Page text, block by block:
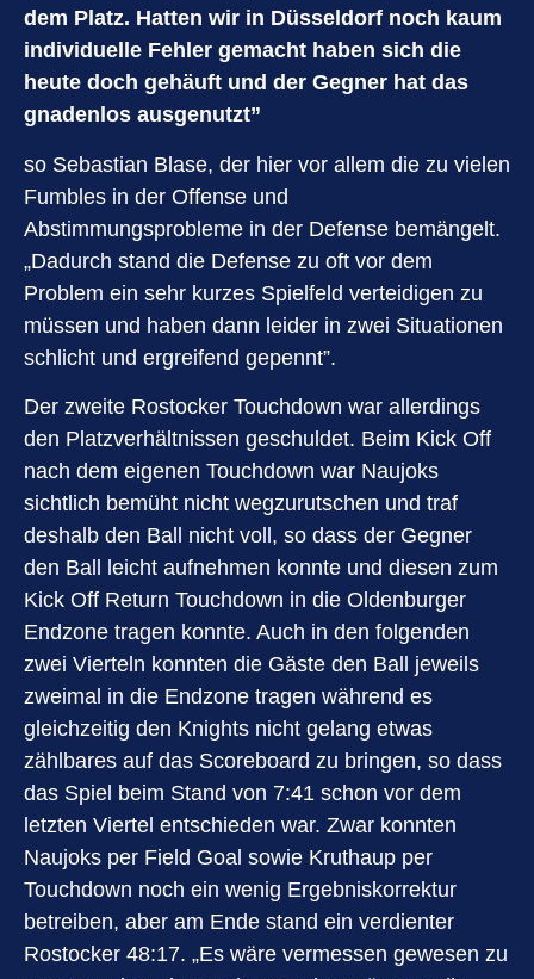
dem Platz. Hatten wir in Düsseldorf noch kaum
individuelle Fehler gemacht haben sich die
heute doch gehäuft und der Gegner hat das
gnadenlos ausgenutzt”
so Sebastian Blase, der hier vor allem die zu vielen
Fumbles in der Offense und
Abstimmungsprobleme in der Defense bemängelt.
„Dadurch stand die Defense zu oft vor dem
Problem ein sehr kurzes Spielfeld verteidigen zu
müssen und haben dann leider in zwei Situationen
schlicht und ergreifend gepennt”.
Der zweite Rostocker Touchdown war allerdings
den Platzverhältnissen geschuldet. Beim Kick Off
nach dem eigenen Touchdown war Naujoks
sichtlich bemüht nicht wegzurutschen und traf
deshalb den Ball nicht voll, so dass der Gegner
den Ball leicht aufnehmen konnte und diesen zum
Kick Off Return Touchdown in die Oldenburger
Endzone tragen konnte. Auch in den folgenden
zwei Vierteln konnten die Gäste den Ball jeweils
zweimal in die Endzone tragen während es
gleichzeitig den Knights nicht gelang etwas
zählbares auf das Scoreboard zu bringen, so dass
das Spiel beim Stand von 7:41 schon vor dem
letzten Viertel entschieden war. Zwar konnten
Naujoks per Field Goal sowie Kruthaup per
Touchdown noch ein wenig Ergebniskorrektur
betreiben, aber am Ende stand ein verdienter
Rostocker 48:17. „Es wäre vermessen gewesen zu